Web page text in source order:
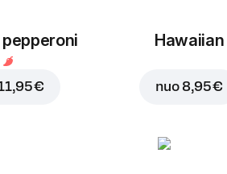
€
Hawaiian
nuo 8,95 €